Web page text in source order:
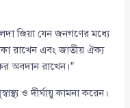
জিয়া যেন জনগণের মধ্যে
রাখেন এবং জাতীয় ঐক্য
অবদান রাখেন।”
ও দীর্ঘায়ু কামনা করেন।